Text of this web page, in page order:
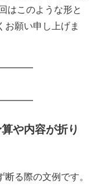
はこのような形と
お願い申し上げま
や内容が折り
る際の文例です。